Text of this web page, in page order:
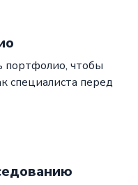
портфолио, чтобы
специалиста перед